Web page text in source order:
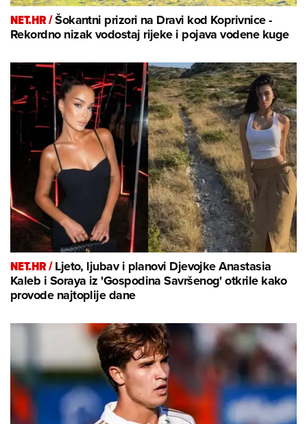
NET.HR /Šokantni prizori na Dravi kod Koprivnice -
Rekordno nizak vodostaj rijeke i pojava vodene kuge
NET.HR /Ljeto, ljubav i planovi Djevojke Anastasia
Kaleb i Soraya iz 'Gospodina Savršenog' otkrile kako
provode najtoplije dane